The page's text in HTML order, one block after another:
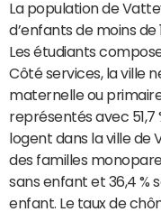
La population de
d’enfants de moins de
Les étudiants
Côté services, la ville
maternelle ou
représentés avec 51,7
logent dans la ville de
des familles
sans enfant et 36,4 %
enfant. Le taux de